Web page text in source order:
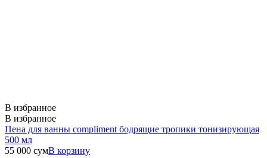
В избранное
В избранное
Пена для ванны compliment бодрящие тропики тонизирующая
500 мл
55 000 сумВ корзину